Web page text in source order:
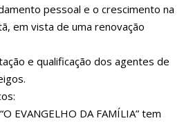
pessoal e o crescimento na
em vista de uma renovação
e qualificação dos agentes de
EVANGELHO DA FAMÍLIA” tem